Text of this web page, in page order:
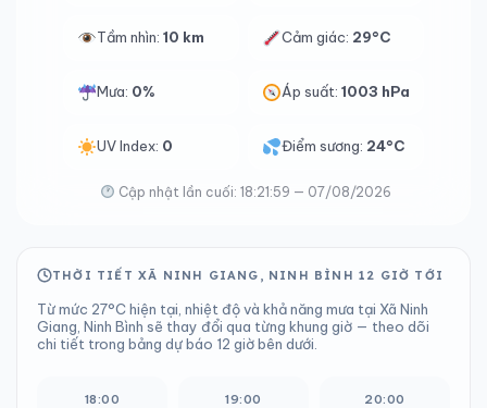
Tầm nhìn: 10 km Cảm giác: 29°C
Mưa: 0% Áp suất:1003 hPa
UV Index: 0 Điểm sương: 24°C
Cập nhật lần cuối: 18:21:59 — 07/08/2026
THỜI TIẾT XÃ NINH GIANG, NINH BÌNH 12 GIỜ TỚI
Từ mức 27°C hiện tại, nhiệt độ và khả năng mưa tại Xã Ninh
Giang, Ninh Bình sẽ thay đổi qua từng khung giờ — theo dõi
chi tiết trong bảng dự báo 12 giờ bên dưới.
18:00 19:00 20:00